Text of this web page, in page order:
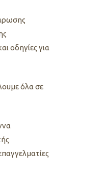
οδηγίες για
όλα σε